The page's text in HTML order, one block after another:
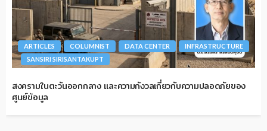
ARTICLES COLUMNIST DATA CENTER
INFRASTRUCTURE
SANSIRI SIRISANTAKUPT
สงครามในตะวันออกกลาง และความกังวลเกี่ยวกับความปลอดภัยของ
ศูนย์ข้อมูล